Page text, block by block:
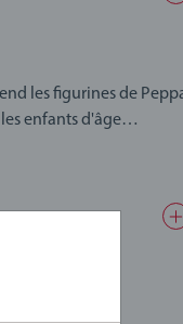
les figurines de
enfants d'âge
World s'assemblent
de combinaisons
une pièce et de